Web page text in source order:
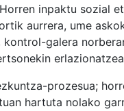
inpaktu sozial
aurrera, ume
galera
prozesua;
hartuta nolako